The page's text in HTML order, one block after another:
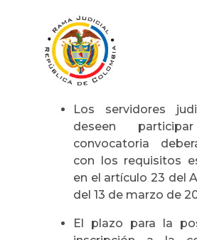
Los servidores
deseen
convocatoria
con los requisitos
en el artículo 23 del
del 13 de marzo de
El plazo para la